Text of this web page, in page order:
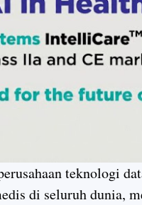
teknologi
di seluruh dunia,